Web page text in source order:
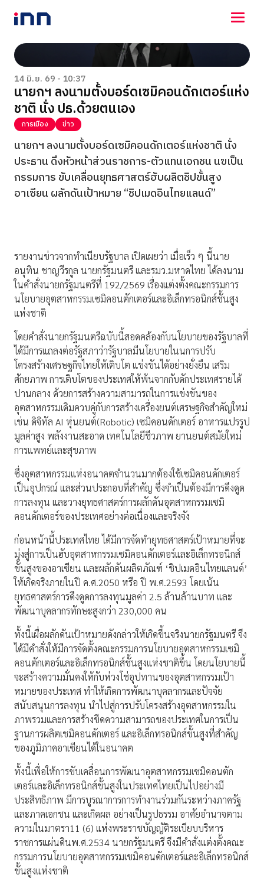
NEWS
ENTERTAINMENT
LIFESTYLE
HOROSCOPE
LOTTERY
VIDEO
ร่วมด้วยช่วยกัน
14 มิ.ย. 69 - 10:37
นายกฯ ลงนามตั้งบอร์ดเซมิคอนดักเตอร์แห่ง
ชาติ นั่ง ปธ.ด้วยตนเอง
การเมือง ข่าว
นายกฯ ลงนามตั้งบอร์ดเซมิคอนดักเตอร์แห่งชาติ นั่ง
ประธาน ดึงหัวหน้าส่วนราชการ-ตัวแทนเอกชน นฃเป็น
กรรมการ ขับเคลื่อนยุทธศาสตร์ฮับผลิตชิปขั้นสูง
อาเซียน ผลักดันเป้าหมาย “ชิปเมดอินไทยแลนด์”
รายงานข่าวจากทำเนียบรัฐบาล เปิดเผยว่า เมื่อเร็ว ๆ นี้นาย
อนุทิน ชาญวีรกูล นายกรัฐมนตรี และรมว.มหาดไทย ได้ลงนาม
ในคำสั่งนายกรัฐมนตรีที่ 192/2569 เรื่องแต่งตั้งคณะกรรมการ
นโยบายอุตสาหกรรมเซมิคอนตักเตอร์และอิเล็กทรอนิกส์ชั้นสูง
แห่งชาติ
โดยคำสั่งนายกรัฐมนตรีฉบับนี้สอดคล้องกับนโยบายของรัฐบาลที่
ได้มีการแถลงต่อรัฐสภาว่ารัฐบาลมีนโยบายในนการปรับ
โครงสร้างเศรษฐกิจไทยให้เติบโต แข่งขันได้อย่างยั่งยืน เสริม
ศักยภาพ การเติบโตของประเทศให้พ้นจากกับดักประเทศรายได้
ปานกลาง ด้วยการสร้างความสามารถในการแข่งขันของ
อุตสาหกรรมเดิมควบคู่กับการสร้างเครื่องยนต์เศรษฐกิจสำคัญใหม่
เช่น ดิจิทัล AI หุ่นยนต์(Robotic) เซมิคอนดักเตอร์ อาหารแปรรูป
มูลค่าสูง พลังงานสะอาด เทคโนโลยีชีวภาพ ยานยนต์สมัยใหม่
การแพทย์และสุขภาพ
ซึ่งอุตสาหกรรมแห่งอนาคตจำนวนมากต้องใช้เซมิคอนดักเตอร์
เป็นอุปกรณ์ และส่วนประกอบที่สำคัญ ซึ่งจำเป็นต้องมีการดึงดูด
การลงทุน และวางยุทธศาสตร์การผลักดันอุตสาหกรรมเซมิ
คอนดักเตอร์ของประเทศอย่างต่อเนื่องและจริงจัง
ก่อนหน้านี้ประเทศไทย ได้มีการจัดทำยุทธศาสตร์เป้าหมายที่จะ
มุ่งสู่การเป็นฮับอุตสาหกรรมเซมิคอนดักเตอร์และอิเล็กทรอนิกส์
ขั้นสูงของอาเซียน และผลักดันผลิตภัณฑ์ ‘ชิปเมดอินไทยแลนด์’
ให้เกิดจริงภายในปี ค.ศ.2050 หรือ ปี พ.ศ.2593 โดยเน้น
ยุทธศาสตร์การดึงดูดการลงทุนมูลค่า 2.5 ล้านล้านบาท และ
พัฒนาบุคลากรทักษะสูงกว่า 230,000 คน
ทั้งนี้เผื่อผลักดันเป้าหมายดังกล่าวให้เกิดขึ้นจริงนายกรัฐมนตรี จึง
ได้มีคำสั่งให้มีการจัดตั้งคณะกรรมการนโยบายอุตสาหกรรมเซมิ
คอนตักเตอร์และอิเล็กทรอนิกส์ชั้นสูงแห่งชาติขึ้น โดยนโยบายนี้
จะสร้างความมั่นคงให้กับห่วงโช่อุปทานของอุตสาหกรรมเป้า
หมายของประเทศ ทำให้เกิดการพัฒนาบุคลากรและปัจจัย
สนับสนุนการลงทุน นำไปสู่การปรับโครงสร้างอุตสาหกรรมใน
ภาพรวมและการสร้างขีดความสามารถของประเทศในการเป็น
ฐานการผลิตเชมิคอนดักเตอร์ และอิเล็กทรอนิกส์ขั้นสูงที่สำคัญ
ของภูมิภาคอาเซียนได้ในอนาคต
ทั้งนี้เพื่อให้การขับเคลื่อนการพัฒนาอุตสาหกรรมเซมิคอนตัก
เตอร์และอิเล็กทรอนิกส์ขั้นสูงในประเทศไทยเป็นไปอย่างมี
ประสิทธิภาพ มีการบูรณาการการทำงานร่วมกันระหว่างภาครัฐ
และภาคเอกชน และเกิดผล อย่างเป็นรูปธรรม อาศัยอำนาจตาม
ความในมาตรา11 (6) แห่งพระราชบัญญัติระเบียบบริหาร
ราชการแผ่นดินพ.ศ.2534 นายกรัฐมนตรี จึงมีคำสั่งแต่งตั้งคณะ
กรรมการนโยบายอุตสาหกรรมเชมิคอนดักเตอร์และอิเล็กทรอนิกส์
ขั้นสูงแห่งชาติ